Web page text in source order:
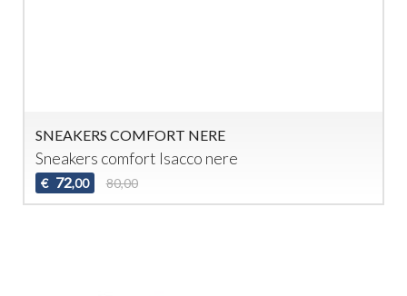
SNEAKERS COMFORT NERE
Sneakers comfort Isacco nere
€ 72,00 80,00